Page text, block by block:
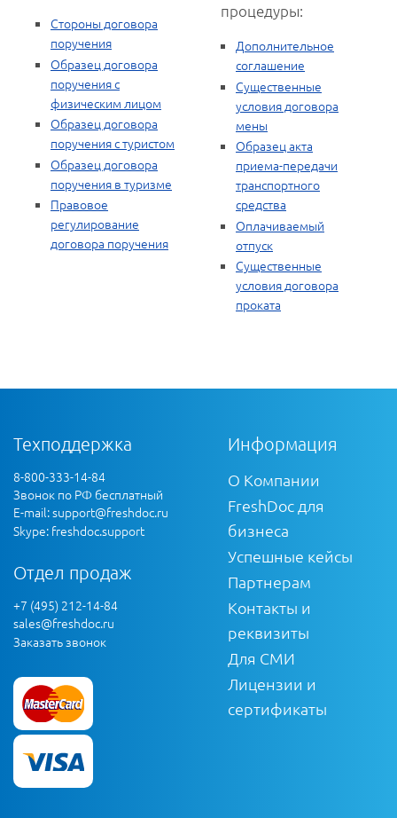
Стороны договора
поручения
Образец договора
поручения с
физическим лицом
Образец договора
поручения с туристом
Образец договора
поручения в туризме
Правовое
регулирование
договора поручения
процедуры:
Дополнительное
соглашение
Существенные
условия договора
мены
Образец акта
приема-передачи
транспортного
средства
Оплачиваемый
отпуск
Существенные
условия договора
проката
Техподдержка
8-800-333-14-84
Звонок по РФ бесплатный
E-mail:support@freshdoc.ru
Skype: freshdoc.support
Отдел продаж
+7 (495) 212-14-84
sales@freshdoc.ru
Заказать звонок
Информация
О Компании
FreshDoc для
бизнеса
Успешные кейсы
Партнерам
Контакты и
реквизиты
Для СМИ
Лицензии и
сертификаты